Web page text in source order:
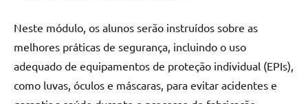
Neste módulo, os alunos serão instruídos sobre as
melhores práticas de segurança, incluindo o uso
adequado de equipamentos de proteção individual (EPIs),
como luvas, óculos e máscaras, para evitar acidentes e